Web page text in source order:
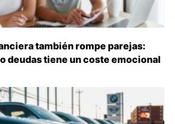
también rompe parejas:
deudas tiene un coste emocional